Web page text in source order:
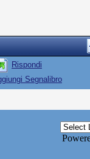
Rispondi
Segnalibro